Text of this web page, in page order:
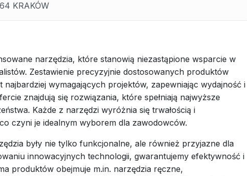
KRAKÓW
narzędzia, które stanowią niezastąpione wsparcie w
Zestawienie precyzyjnie dostosowanych produktów
najbardziej wymagających projektów, zapewniając wydajność i
znajdują się rozwiązania, które spełniają najwyższe
Każde z narzędzi wyróżnia się trwałością i
czyni je idealnym wyborem dla zawodowców.
były nie tylko funkcjonalne, ale również przyjazne dla
innowacyjnych technologii, gwarantujemy efektywność i
produktów obejmuje m.in. narzędzia ręczne,